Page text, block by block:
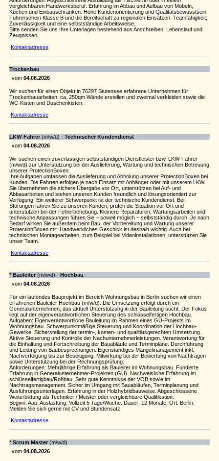
vergleichbaren Handwerksberuf. Erfahrung im Abbau und Aufbau von Möbeln,
Küchen und Einbauschränken. Hohe Kundenorientierung und Qualitätsbewusstsein.
Führerschein Klasse B und die Bereitschaft zu regionalen Einsätzen. Teamfähigkeit,
Zuverlässigkeit und eine selbstständige Arbeitsweise.
Bitte senden Sie uns Ihre Unterlagen bestehend aus Anschreiben, Lebenslauf und
Zeugnissen.
Kontaktadresse
Trockenbau
vom 04.08.2026
Wir suchen für einen Objekt in 76297 Stutensee erfahrene Unternehmen für
Trockenbauarbeiten: ca. 250qm Wände erstellen und zweimal verkleiden sowie die
WC-Kisten und Duschenkisten.
Kontaktadresse
LKW-Fahrer (m/w/d) - Technischer Kundendienst
vom 04.08.2026
Wir suchen einen zuverlässigen selbstständigen Dienstleister bzw. LKW-Fahrer
(m/w/d) zur Unterstützung bei der Auslieferung, Wartung und technischen Betreuung
unserer ProtectionBoxen.
Ihre Aufgaben umfassen die Auslieferung und Abholung unserer ProtectionBoxen bei
Kunden. Die Fahrten erfolgen je nach Einsatz mit Anhänger oder mit unserem LKW.
Sie übernehmen die sichere Übergabe vor Ort, unterstützen bei Auf- und
Abbauarbeiten und stehen unseren Kunden freundlich und lösungsorientiert zur
Verfügung. Ein weiterer Schwerpunkt ist der technische Kundendienst. Bei
Störungen fahren Sie zu unseren Kunden, prüfen die Situation vor Ort und
unterstützen bei der Fehlerbehebung. Kleinere Reparaturen, Wartungsarbeiten und
technische Anpassungen führen Sie – soweit möglich – selbstständig durch. Je nach
Bedarf wirken Sie außerdem beim Bau, der Vorbereitung und Wartung unserer
ProtectionBoxen mit. Handwerkliches Geschick ist deshalb wichtig. Auch bei
technischen Montagearbeiten, zum Beispiel bei Videoinstallationen, unterstützen Sie
unser Team.
Kontaktadresse
* Bauleiter (m/w/d) - Hochbau
vom 04.08.2026
Für ein laufendes Bauprojekt im Bereich Wohnungsbau in Berlin suchen wir einen
erfahrenen Bauleiter Hochbau (m/w/d). Die Umsetzung erfolgt durch ein
Generalunternehmen, das aktuell Unterstützung in der Bauleitung sucht. Der Fokus
liegt auf der eigenverantwortlichen Steuerung des schlüsselfertigen Hochbau.
Aufgaben: Eigenverantwortliche Bauleitung im Rahmen eines GU-Projekts im
Wohnungsbau. Schwerpunktmäßige Steuerung und Koordination der Hochbau-
Gewerke. Sicherstellung der termin-, kosten- und qualitätsgerechten Umsetzung.
Aktive Steuerung und Kontrolle der Nachunternehmerleistungen. Verantwortung für
die Einhaltung und Fortschreibung der Bauabläufe und Terminpläne. Durchführung
und Leitung von Baubesprechungen. Eigenständiges Mängelmanagement inkl.
Nachverfolgung bis zur Beseitigung. Mitwirkung bei der Bewertung von Nachträgen
sowie Unterstützung bei der Rechnungsprüfung.
Anforderungen: Mehrjährige Erfahrung als Bauleiter im Wohnungsbau. Fundierte
Erfahrung in Generalunternehmer-Projekten (GU). Nachweisliche Erfahrung im
schlüsselfertigbau/Rohbau. Sehr gute Kenntnisse der VOB sowie im
Nachtragsmanagement. Sicher im Umgang mit Bauabläufen, Terminplanung und
Ausführungsunterlagen. Erfahrung in der Holzhybridbauweise. Abgeschlossene
Weiterbildung als Techniker / Meister oder vergleichbare Qualifikation.
Beginn: Aap. Auslastung: Vollzeit 5 Tage/Woche. Dauer: 12 Monate. Ort: Berlin.
Melden Sie sich gerne mit CV und Stundensatz.
Kontaktadresse
* Scrum Master (m/w/d)
vom 04.08.2026